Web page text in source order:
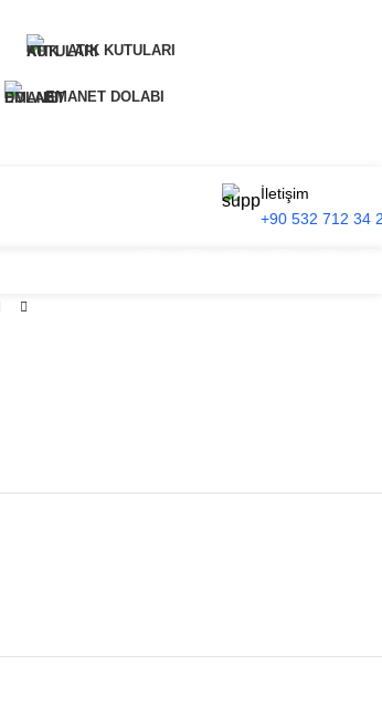
ATIK KUTULARI
EMANET DOLABI
İletişim
+90 532 712 34